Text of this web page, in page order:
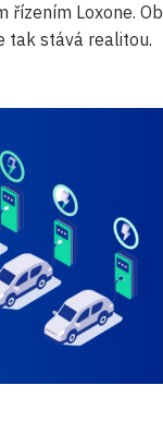
řízením Loxone.
tak stává realitou.